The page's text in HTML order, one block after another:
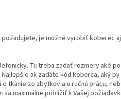
je možné vyrobiť koberec
Tu treba zadať rozmery aké
ak zadáte kód koberca, aký
tkanie zo zbytkov a o ručnú prácu,
sa maximálne priblížiť k Vašej